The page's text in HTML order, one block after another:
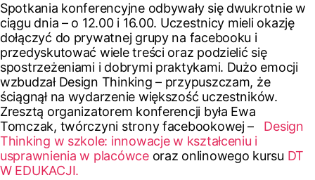
Spotkania konferencyjne odbywały się dwukrotnie w
ciągu dnia – o 12.00 i 16.00. Uczestnicy mieli okazję
dołączyć do prywatnej grupy na facebooku i
przedyskutować wiele treści oraz podzielić się
spostrzeżeniami i dobrymi praktykami. Dużo emocji
wzbudzał Design Thinking – przypuszczam, że
ściągnął na wydarzenie większość uczestników.
Zresztą organizatorem konferencji była Ewa
Tomczak, twórczyni strony facebookowej – Design
Thinking w szkole: innowacje w kształceniu i
usprawnienia w placówceoraz onlinowego kursu DT
W EDUKACJI.